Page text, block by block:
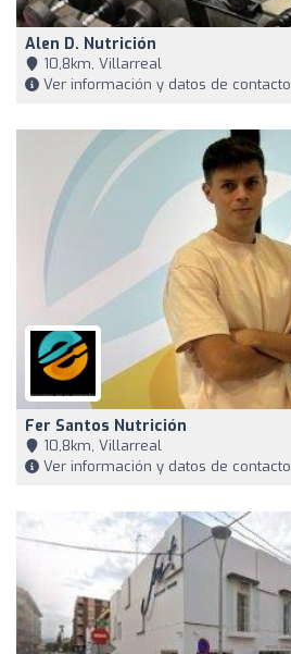
Alen D. Nutrición
10,8km, Villarreal
Ver información y datos de contacto
Fer Santos Nutrición
10,8km, Villarreal
Ver información y datos de contacto